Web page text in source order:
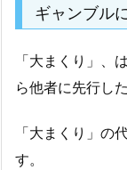
ギャンブル
「大まくり」、
ら他者に先行し
「大まくり」の
す。